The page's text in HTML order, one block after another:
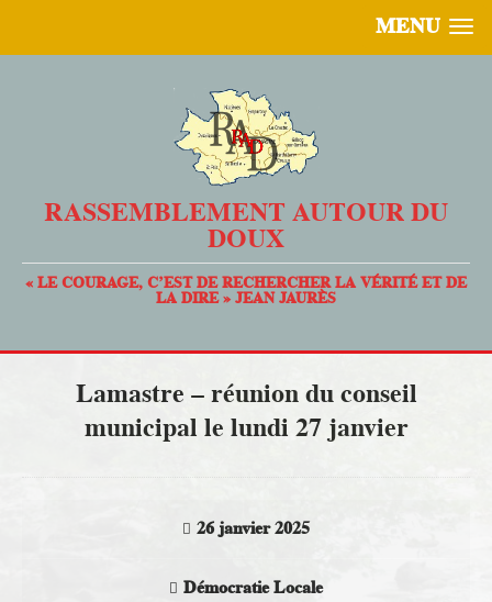
MENU
RASSEMBLEMENT AUTOUR DU
DOUX
« LE COURAGE, C’EST DE RECHERCHER LA VÉRITÉ ET DE
LA DIRE » JEAN JAURÈS
Lamastre – réunion du conseil
municipal le lundi 27 janvier
26 janvier 2025
Démocratie Locale